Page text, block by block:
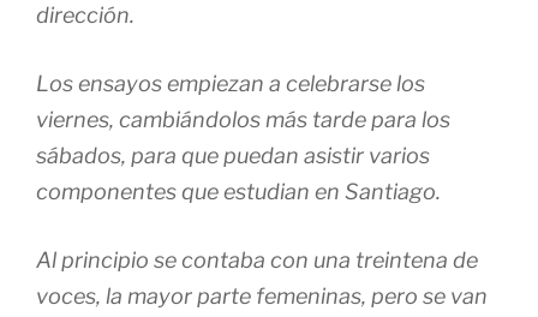
dirección.
Los ensayos empiezan a celebrarse los
viernes, cambiándolos más tarde para los
sábados, para que puedan asistir varios
componentes que estudian en Santiago.
Al principio se contaba con una treintena de
voces, la mayor parte femeninas, pero se van